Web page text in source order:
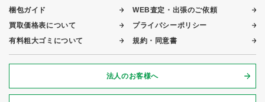
梱包ガイド
買取価格表について
有料粗大ゴミについて
WEB査定・出張のご依頼
プライバシーポリシー
規約・同意書
法人のお客様へ